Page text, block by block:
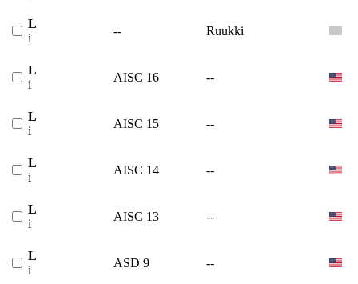
L
i
-- Ruukki
L
i
AISC 16 --
L
i
AISC 15 --
L
i
AISC 14 --
L
i
AISC 13 --
L
i
ASD 9 --